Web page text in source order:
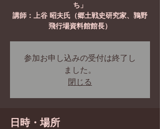
ち」
講師：上谷 昭夫氏（郷土戦史研究家、鶉野
飛行場資料館館長）
参加お申し込みの受付は終了し
ました。
閉じる
日時・場所